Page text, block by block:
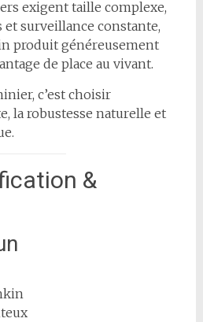
exigent taille complexe,
surveillance constante,
produit généreusement
de place au vivant.
c’est choisir
la robustesse naturelle et
&